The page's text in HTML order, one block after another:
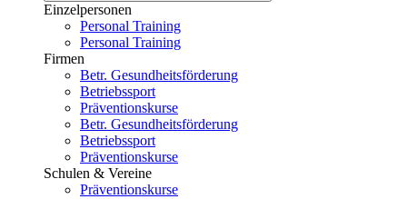
Einzelpersonen
Personal Training
Personal Training
Firmen
Betr. Gesundheitsförderung
Betriebssport
Präventionskurse
Betr. Gesundheitsförderung
Betriebssport
Präventionskurse
Schulen & Vereine
Präventionskurse